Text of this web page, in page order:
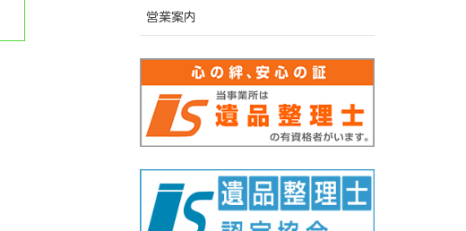
営業案内